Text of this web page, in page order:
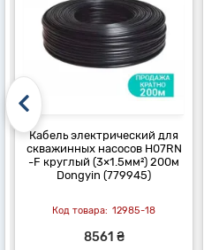
Кабель электрический для
скважинных насосов H07RN
-F круглый (3×1.5мм²) 200м
Dongyin (779945)
12985-18
8561 ₴